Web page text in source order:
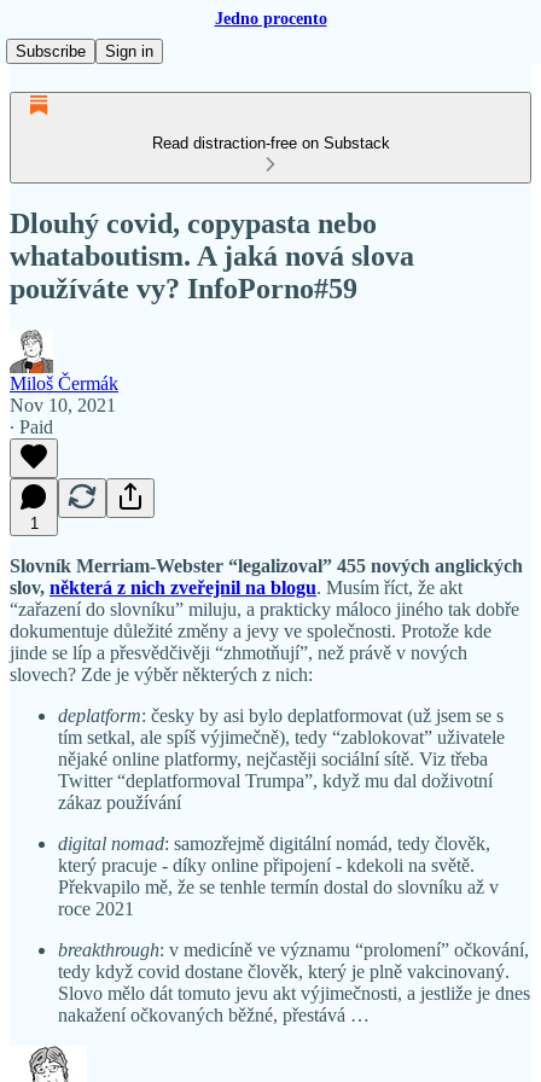
Jedno procento
Subscribe
Sign in
Read distraction-free on Substack
Dlouhý covid, copypasta nebo
whataboutism. A jaká nová slova
používáte vy? InfoPorno#59
Miloš Čermák
Nov 10, 2021
∙ Paid
1
Slovník Merriam-Webster “legalizoval” 455 nových anglických
slov, některá z nich zveřejnil na blogu. Musím říct, že akt
“zařazení do slovníku” miluju, a prakticky máloco jiného tak dobře
dokumentuje důležité změny a jevy ve společnosti. Protože kde
jinde se líp a přesvědčivěji “zhmotňují”, než právě v nových
slovech? Zde je výběr některých z nich:
deplatform: česky by asi bylo deplatformovat (už jsem se s
tím setkal, ale spíš výjimečně), tedy “zablokovat” uživatele
nějaké online platformy, nejčastěji sociální sítě. Viz třeba
Twitter “deplatformoval Trumpa”, když mu dal doživotní
zákaz používání
digital nomad: samozřejmě digitální nomád, tedy člověk,
který pracuje - díky online připojení - kdekoli na světě.
Překvapilo mě, že se tenhle termín dostal do slovníku až v
roce 2021
breakthrough: v medicíně ve významu “prolomení” očkování,
tedy když covid dostane člověk, který je plně vakcinovaný.
Slovo mělo dát tomuto jevu akt výjimečnosti, a jestliže je dnes
nakažení očkovaných běžné, přestává …